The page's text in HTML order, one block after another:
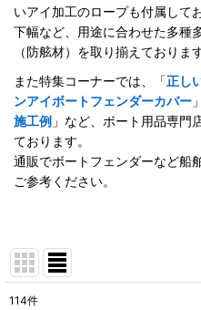
いアイ加工のロープも付属して
下幅など、用途に合わせた多種
（防舷材）を取り揃えておりま
また特集コーナーでは、「正し
ンアイボートフェンダーカバー
施工例 」など、ボート用品専門
ております。
通販でボートフェンダーなど船
ご参考ください。
114件